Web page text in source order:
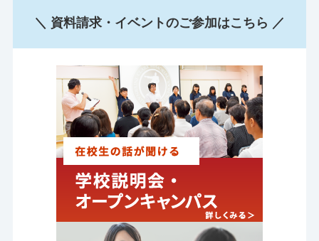
＼ 資料請求・イベントのご参加はこちら ／